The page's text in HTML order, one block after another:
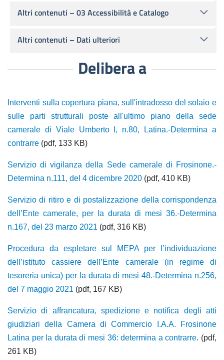
Delibera a
Interventi sulla copertura piana, sull'intradosso del solaio e
sulle parti strutturali poste all'ultimo piano della sede
camerale di Viale Umberto I, n.80, Latina.-Determina a
contrarre (pdf, 133 KB)
Servizio di vigilanza della Sede camerale di Frosinone.-
Determina n.111, del 4 dicembre 2020 (pdf, 410 KB)
Servizio di ritiro e di postalizzazione della corrispondenza
dell’Ente camerale, per la durata di mesi 36.-Determina
n.167, del 23 marzo 2021 (pdf, 316 KB)
Procedura da espletare sul MEPA per l’individuazione
dell’istituto cassiere dell’Ente camerale (in regime di
tesoreria unica) per la durata di mesi 48.-Determina n.256,
del 7 maggio 2021 (pdf, 167 KB)
Servizio di affrancatura, spedizione e notifica degli atti
giudiziari della Camera di Commercio I.A.A. Frosinone
Latina per la durata di mesi 36: determina a contrarre. (pdf,
261 KB)
Altri contenuti – 03 Accessibilità e Catalogo
Altri contenuti – Dati ulteriori